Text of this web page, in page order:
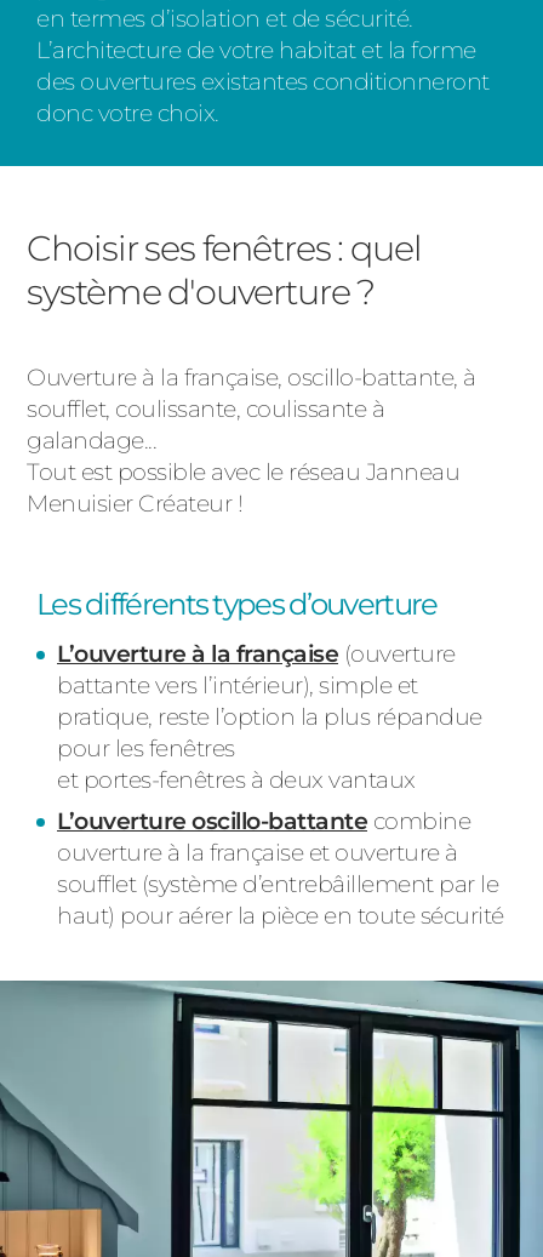
en termes d’isolation et de sécurité.
L’architecture de votre habitat et la forme
des ouvertures existantes conditionneront
donc votre choix.
Choisir ses fenêtres : quel
système d'ouverture ?
Ouverture à la française, oscillo-battante, à
soufflet, coulissante, coulissante à
galandage...
Tout est possible avec le réseau Janneau
Menuisier Créateur !
Les différents types d’ouverture
L’ouverture à la française (ouverture
battante vers l’intérieur), simple et
pratique, reste l’option la plus répandue
pour les fenêtres
et portes-fenêtres à deux vantaux
L’ouverture oscillo-battante combine
ouverture à la française et ouverture à
soufflet (système d’entrebâillement par le
haut) pour aérer la pièce en toute sécurité